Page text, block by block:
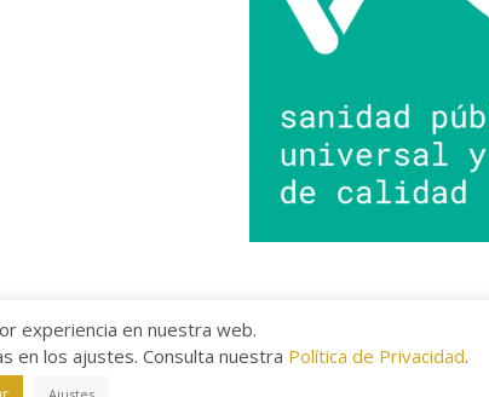
/
experiencia en nuestra web.
en los ajustes. Consulta nuestra Política de Privacidad.